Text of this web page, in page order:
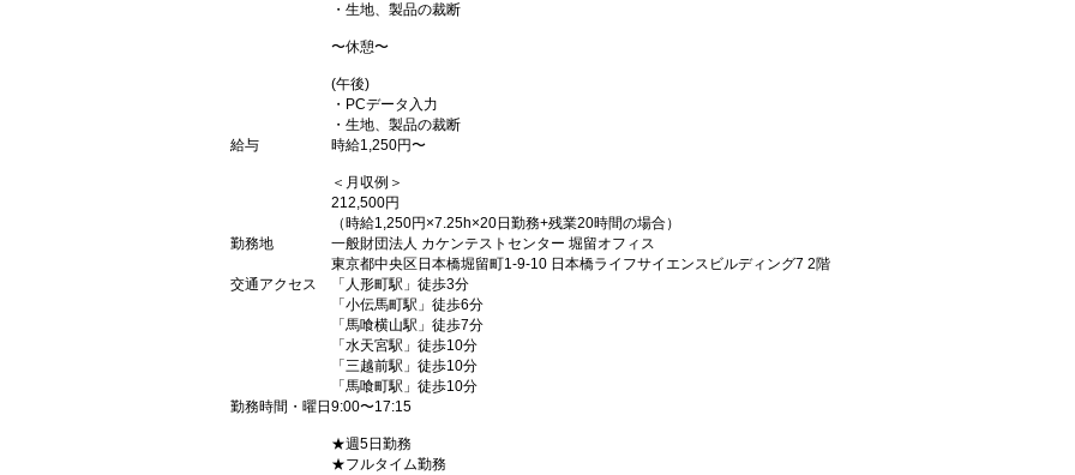
・生地、製品の裁断
〜休憩〜
(午後)
・PCデータ入力
・生地、製品の裁断
給与
時給1,250円〜
＜月収例＞
212,500円
（時給1,250円×7.25h×20日勤務+残業20時間の場合）
勤務地
一般財団法人 カケンテストセンター 堀留オフィス
東京都中央区日本橋堀留町1-9-10 日本橋ライフサイエンスビルディング7 2階
交通アクセス
「人形町駅」徒歩3分
「小伝馬町駅」徒歩6分
「馬喰横山駅」徒歩7分
「水天宮駅」徒歩10分
「三越前駅」徒歩10分
「馬喰町駅」徒歩10分
勤務時間・曜日 9:00〜17:15
★週5日勤務
★フルタイム勤務